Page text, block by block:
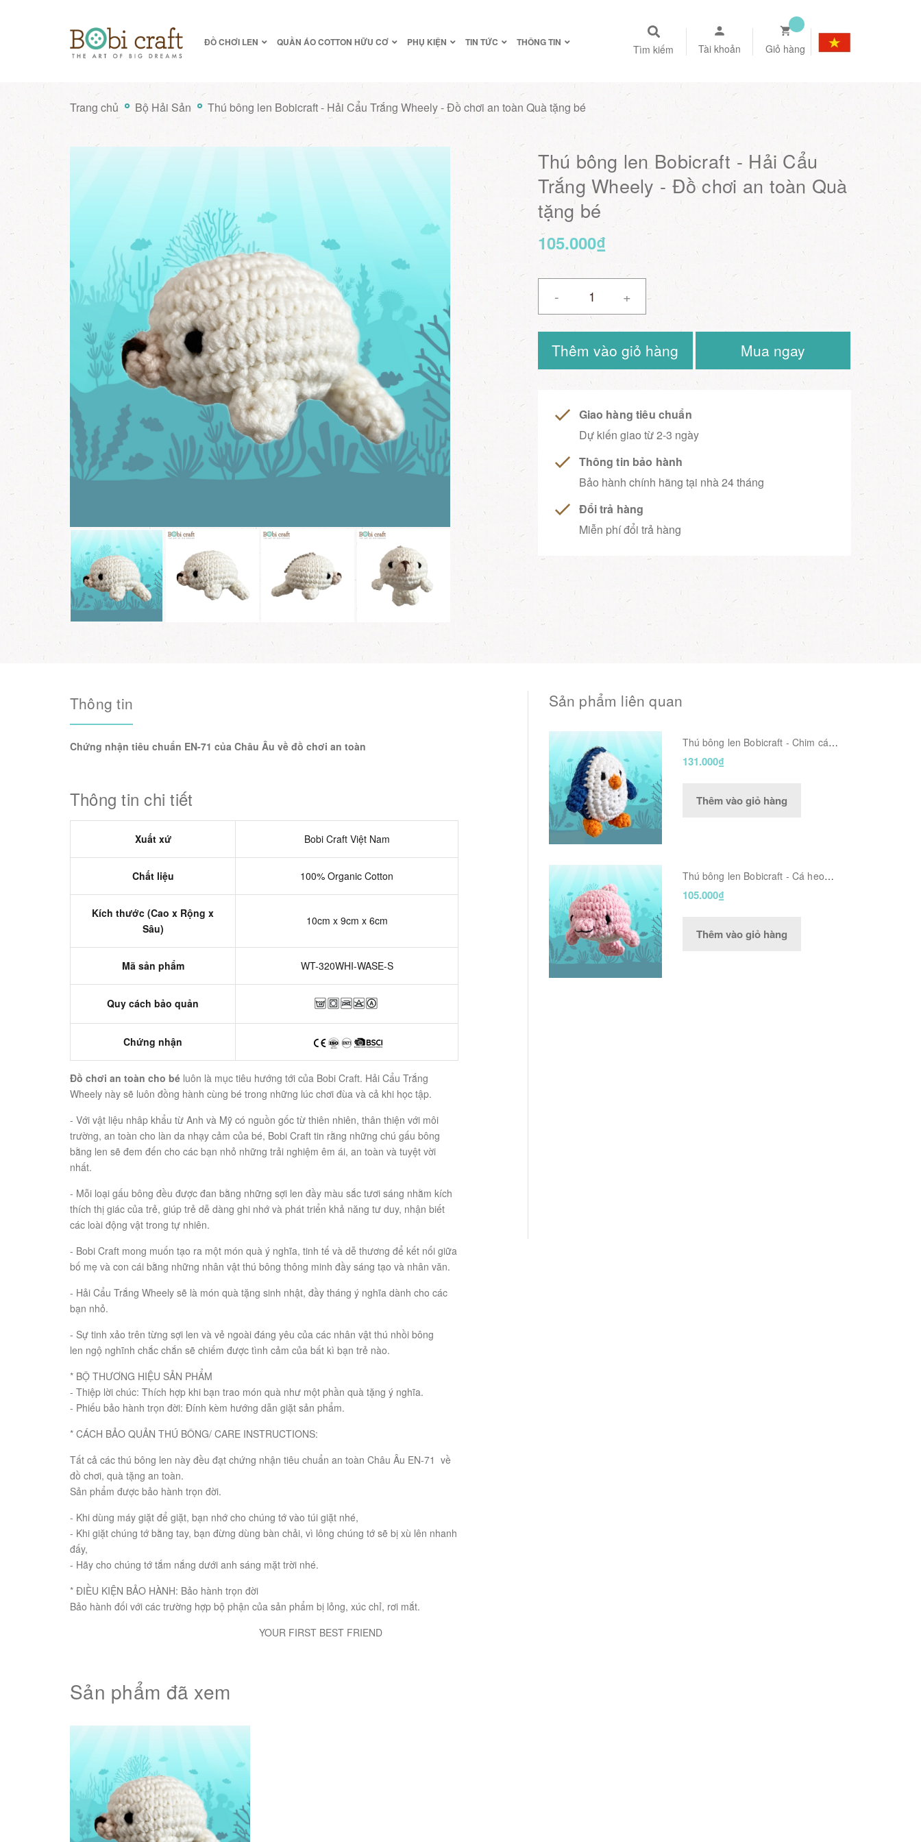
ĐỒ CHƠI LEN QUẦN ÁO COTTON HỮU CƠ PHỤ KIỆN TIN TỨC THÔNG TIN
Tìm kiếm Tài khoản Giỏ hàng
Trang chủ Bộ Hải Sản Thú bông len Bobicraft - Hải Cẩu Trắng Wheely - Đồ chơi an toàn Quà tặng bé
Thú bông len Bobicraft - Hải Cẩu
Trắng Wheely - Đồ chơi an toàn Quà
tặng bé
105.000₫
- +
Thêm vào giỏ hàng Mua ngay
Giao hàng tiêu chuẩn
Dự kiến giao từ 2-3 ngày
Thông tin bảo hành
Bảo hành chính hãng tại nhà 24 tháng
Đổi trả hàng
Miễn phí đổi trả hàng
Thông tin
Chứng nhận tiêu chuẩn EN-71 của Châu Âu về đồ chơi an toàn
Thông tin chi tiết
Xuất xứ Bobi Craft Việt Nam
Chất liệu 100% Organic Cotton
Kích thước (Cao x Rộng x
Sâu)
10cm x 9cm x 6cm
Mã sản phẩm WT-320WHI-WASE-S
Quy cách bảo quản
Chứng nhận
Đồ chơi an toàn cho bé luôn là mục tiêu hướng tới của Bobi Craft. Hải Cẩu Trắng
Wheely này sẽ luôn đồng hành cùng bé trong những lúc chơi đùa và cả khi học tập.
- Với vật liệu nhâp khẩu từ Anh và Mỹ có nguồn gốc từ thiên nhiên, thân thiện với môi
trường, an toàn cho làn da nhạy cảm của bé, Bobi Craft tin rằng những chú gấu bông
bằng len sẽ đem đến cho các bạn nhỏ những trải nghiệm êm ái, an toàn và tuyệt vời
nhất.
- Mỗi loại gấu bông đều được đan bằng những sợi len đầy màu sắc tươi sáng nhằm kích
thích thị giác của trẻ, giúp trẻ dễ dàng ghi nhớ và phát triển khả năng tư duy, nhận biết
các loài động vật trong tự nhiên.
- Bobi Craft mong muốn tạo ra một món quà ý nghĩa, tinh tế và dễ thương để kết nối giữa
bố mẹ và con cái bằng những nhân vật thú bông thông minh đầy sáng tạo và nhân văn.
- Hải Cẩu Trắng Wheely sẽ là món quà tặng sinh nhật, đầy tháng ý nghĩa dành cho các
bạn nhỏ.
- Sự tinh xảo trên từng sợi len và vẻ ngoài đáng yêu của các nhân vật thú nhồi bông
len ngộ nghĩnh chắc chắn sẽ chiếm được tình cảm của bất kì bạn trẻ nào.
* BỘ THƯƠNG HIỆU SẢN PHẨM
- Thiệp lời chúc: Thích hợp khi bạn trao món quà như một phần quà tặng ý nghĩa.
- Phiếu bảo hành trọn đời: Đính kèm hướng dẫn giặt sản phẩm.
* CÁCH BẢO QUẢN THÚ BÔNG/ CARE INSTRUCTIONS:
Tất cả các thú bông len này đều đạt chứng nhận tiêu chuẩn an toàn Châu Âu EN-71 về
đồ chơi, quà tặng an toàn.
Sản phẩm được bảo hành trọn đời.
- Khi dùng máy giặt để giặt, bạn nhớ cho chúng tớ vào túi giặt nhé,
- Khi giặt chúng tớ bằng tay, bạn đừng dùng bàn chải, vì lông chúng tớ sẽ bị xù lên nhanh
đấy,
- Hãy cho chúng tớ tắm nắng dưới anh sáng mặt trời nhé.
* ĐIỀU KIỆN BẢO HÀNH: Bảo hành trọn đời
Bảo hành đối với các trường hợp bộ phận của sản phẩm bị lỏng, xúc chỉ, rơi mắt.
YOUR FIRST BEST FRIEND
Sản phẩm liên quan
Thú bông len Bobicraft - Chim cánh
cụt Pengu - Đồ chơi an toàn Quà
131.000₫
Thêm vào giỏ hàng
Thú bông len Bobicraft - Cá heo
hồng Dolly - Đồ chơi an toàn Quà
105.000₫
Thêm vào giỏ hàng
Sản phẩm đã xem